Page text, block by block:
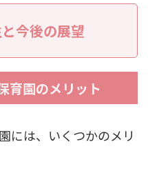
今後の展望
育園のメリット
には、いくつかのメリ